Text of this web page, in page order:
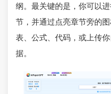
纲。最关键的是，你可以
节，并通过点亮章节旁的
表、公式、代码，或上传
据。